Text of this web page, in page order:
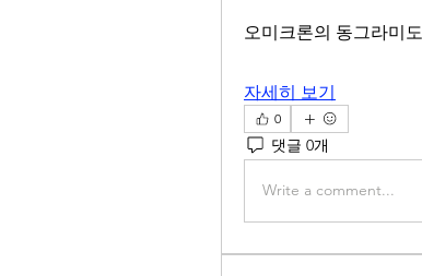
오미크론의 동그라미도
자세히 보기
0
댓글 0개
Write a comment...